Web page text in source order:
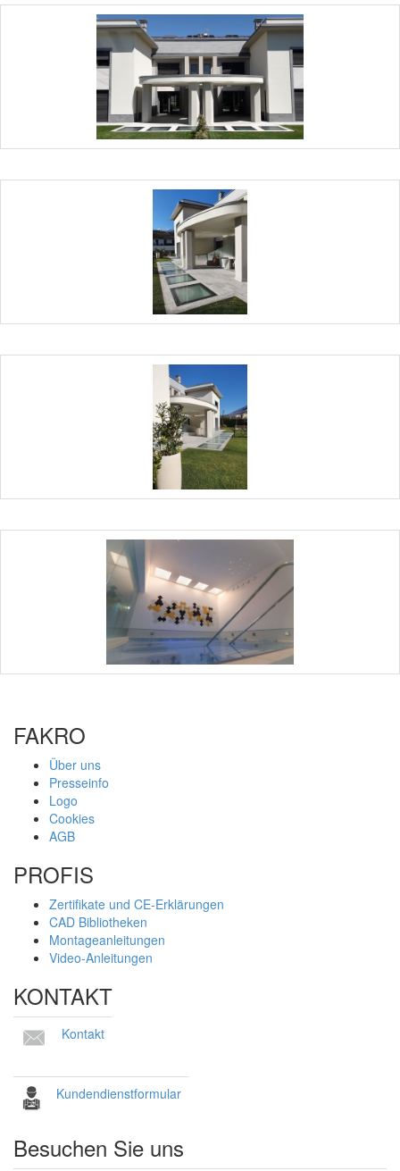
FAKRO
Über uns
Presseinfo
Logo
Cookies
AGB
PROFIS
Zertifikate und CE-Erklärungen
CAD Bibliotheken
Montageanleitungen
Video-Anleitungen
KONTAKT
Kontakt
Kundendienstformular
Besuchen Sie uns